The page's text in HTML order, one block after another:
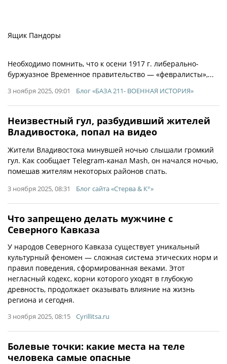
Ящик Пандоры
Необходимо помнить, что к осени 1917 г. либерально-
буржуазное Временное правительство — «февралисты»,...
3 ноября 2025, 09:01 Блог «БАЗА 211- ВОЕННАЯ ИСТОРИЯ»
Неизвестный гул, разбудивший жителей
Владивостока, попал на видео
Жители Владивостока минувшей ночью слышали громкий
гул. Как сообщает Telegram-канал Mash, он начался ночью,
помешав жителям некоторых районов спать.
3 ноября 2025, 08:31 Блог сайта «Стерва & К°»
Что запрещено делать мужчине с
Северного Кавказа
У народов Северного Кавказа существует уникальный
культурный феномен — сложная система этических норм и
правил поведения, сформированная веками. Этот
негласный кодекс, корни которого уходят в глубокую
древность, продолжает оказывать влияние на жизнь
региона и сегодня.
3 ноября 2025, 08:15 Cyrillitsa.ru
Болевые точки: какие места на теле
человека самые опасные